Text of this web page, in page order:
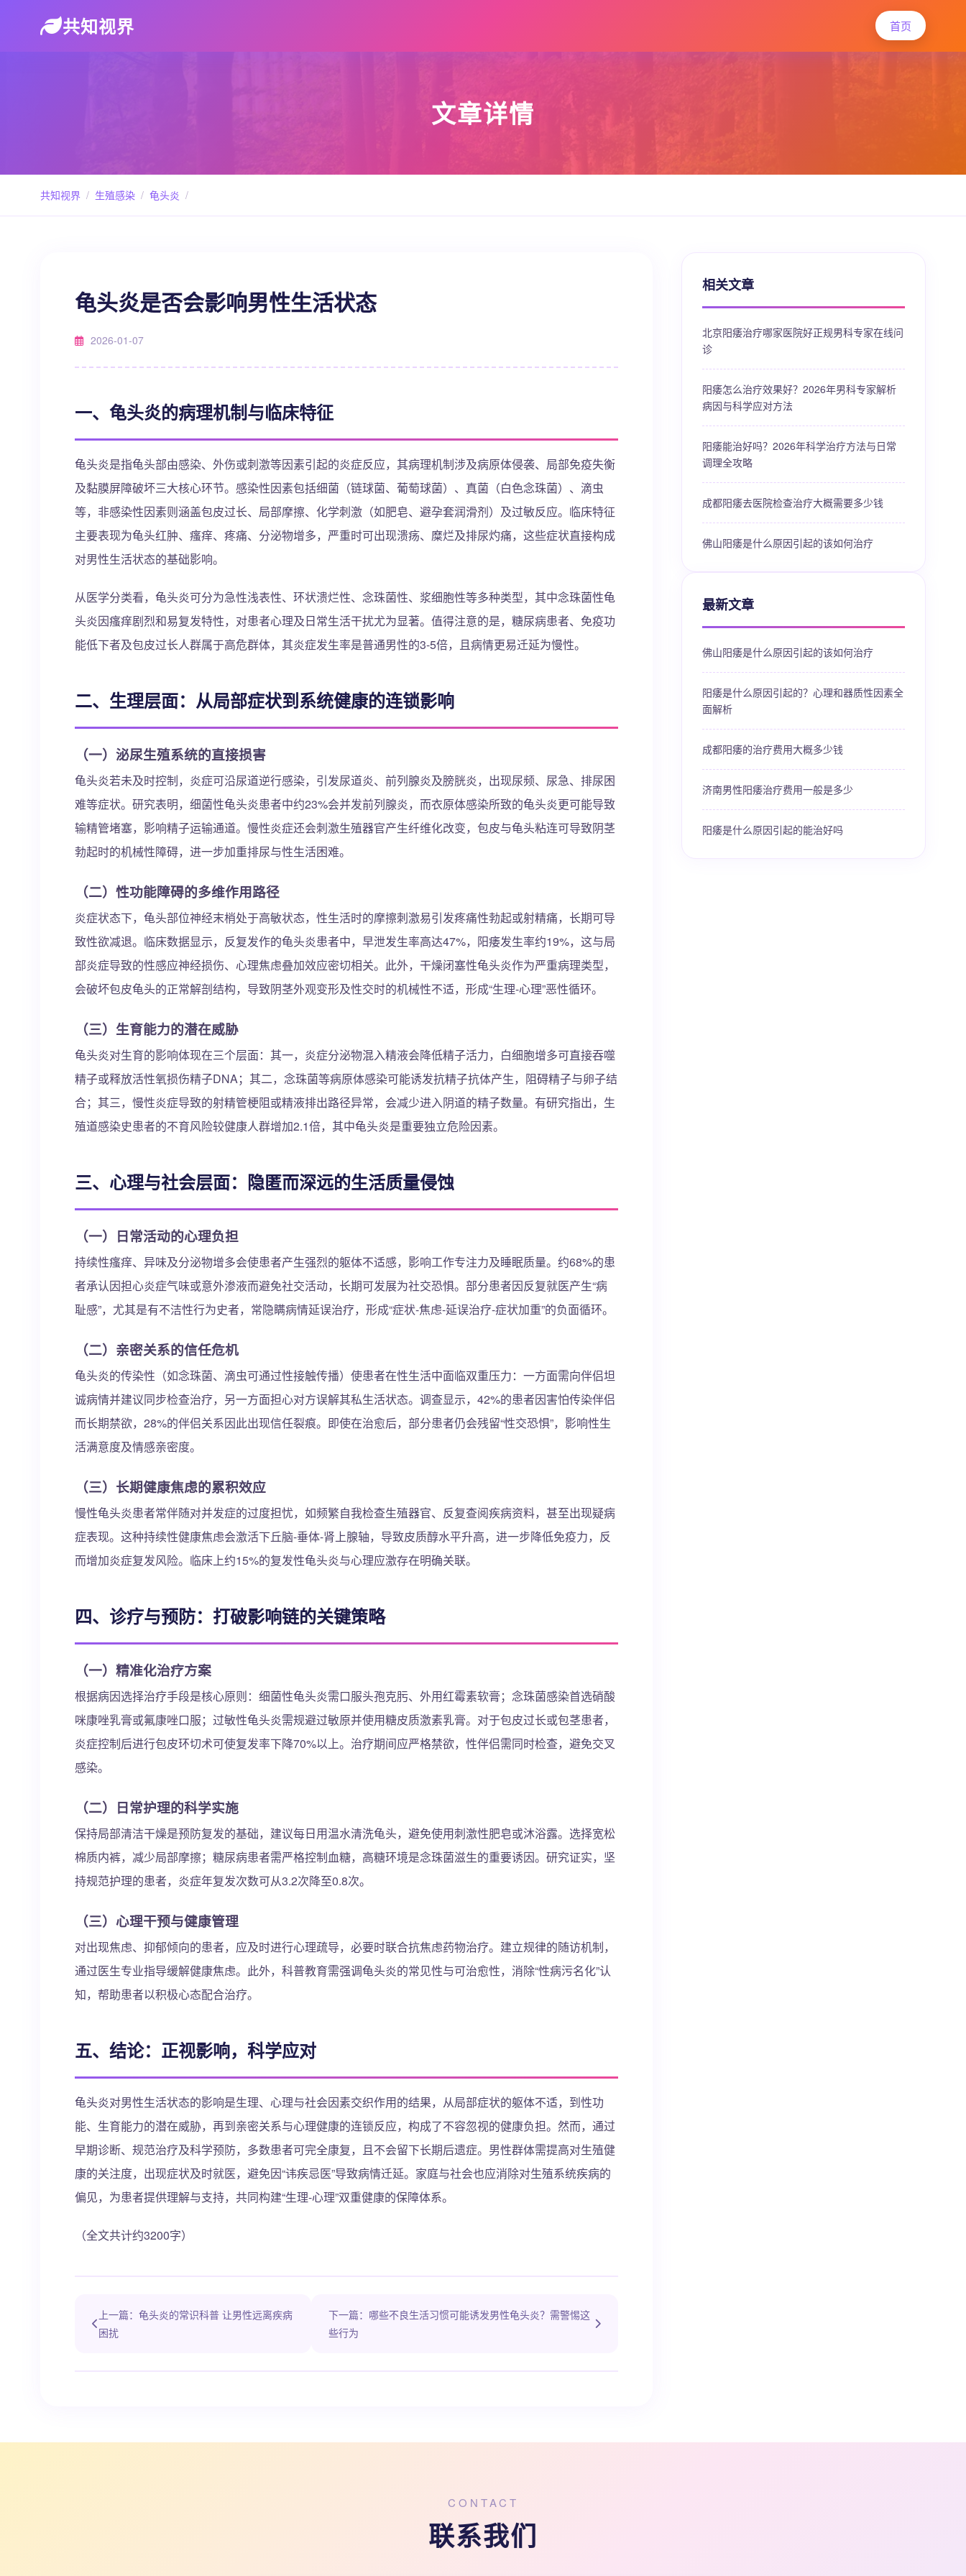
共知视界 首页
文章详情
共知视界 / 生殖感染 / 龟头炎 /
龟头炎是否会影响男性生活状态
2026-01-07
一、龟头炎的病理机制与临床特征
龟头炎是指龟头部由感染、外伤或刺激等因素引起的炎症反应，其病理机制涉及病原体侵袭、局部免疫失衡
及黏膜屏障破坏三大核心环节。感染性因素包括细菌（链球菌、葡萄球菌）、真菌（白色念珠菌）、滴虫
等，非感染性因素则涵盖包皮过长、局部摩擦、化学刺激（如肥皂、避孕套润滑剂）及过敏反应。临床特征
主要表现为龟头红肿、瘙痒、疼痛、分泌物增多，严重时可出现溃疡、糜烂及排尿灼痛，这些症状直接构成
对男性生活状态的基础影响。
从医学分类看，龟头炎可分为急性浅表性、环状溃烂性、念珠菌性、浆细胞性等多种类型，其中念珠菌性龟
头炎因瘙痒剧烈和易复发特性，对患者心理及日常生活干扰尤为显著。值得注意的是，糖尿病患者、免疫功
能低下者及包皮过长人群属于高危群体，其炎症发生率是普通男性的3-5倍，且病情更易迁延为慢性。
二、生理层面：从局部症状到系统健康的连锁影响
（一）泌尿生殖系统的直接损害
龟头炎若未及时控制，炎症可沿尿道逆行感染，引发尿道炎、前列腺炎及膀胱炎，出现尿频、尿急、排尿困
难等症状。研究表明，细菌性龟头炎患者中约23%会并发前列腺炎，而衣原体感染所致的龟头炎更可能导致
输精管堵塞，影响精子运输通道。慢性炎症还会刺激生殖器官产生纤维化改变，包皮与龟头粘连可导致阴茎
勃起时的机械性障碍，进一步加重排尿与性生活困难。
（二）性功能障碍的多维作用路径
炎症状态下，龟头部位神经末梢处于高敏状态，性生活时的摩擦刺激易引发疼痛性勃起或射精痛，长期可导
致性欲减退。临床数据显示，反复发作的龟头炎患者中，早泄发生率高达47%，阳痿发生率约19%，这与局
部炎症导致的性感应神经损伤、心理焦虑叠加效应密切相关。此外，干燥闭塞性龟头炎作为严重病理类型，
会破坏包皮龟头的正常解剖结构，导致阴茎外观变形及性交时的机械性不适，形成“生理-心理”恶性循环。
（三）生育能力的潜在威胁
龟头炎对生育的影响体现在三个层面：其一，炎症分泌物混入精液会降低精子活力，白细胞增多可直接吞噬
精子或释放活性氧损伤精子DNA；其二，念珠菌等病原体感染可能诱发抗精子抗体产生，阻碍精子与卵子结
合；其三，慢性炎症导致的射精管梗阻或精液排出路径异常，会减少进入阴道的精子数量。有研究指出，生
殖道感染史患者的不育风险较健康人群增加2.1倍，其中龟头炎是重要独立危险因素。
三、心理与社会层面：隐匿而深远的生活质量侵蚀
（一）日常活动的心理负担
持续性瘙痒、异味及分泌物增多会使患者产生强烈的躯体不适感，影响工作专注力及睡眠质量。约68%的患
者承认因担心炎症气味或意外渗液而避免社交活动，长期可发展为社交恐惧。部分患者因反复就医产生“病
耻感”，尤其是有不洁性行为史者，常隐瞒病情延误治疗，形成“症状-焦虑-延误治疗-症状加重”的负面循环。
（二）亲密关系的信任危机
龟头炎的传染性（如念珠菌、滴虫可通过性接触传播）使患者在性生活中面临双重压力：一方面需向伴侣坦
诚病情并建议同步检查治疗，另一方面担心对方误解其私生活状态。调查显示，42%的患者因害怕传染伴侣
而长期禁欲，28%的伴侣关系因此出现信任裂痕。即使在治愈后，部分患者仍会残留“性交恐惧”，影响性生
活满意度及情感亲密度。
（三）长期健康焦虑的累积效应
慢性龟头炎患者常伴随对并发症的过度担忧，如频繁自我检查生殖器官、反复查阅疾病资料，甚至出现疑病
症表现。这种持续性健康焦虑会激活下丘脑-垂体-肾上腺轴，导致皮质醇水平升高，进一步降低免疫力，反
而增加炎症复发风险。临床上约15%的复发性龟头炎与心理应激存在明确关联。
四、诊疗与预防：打破影响链的关键策略
（一）精准化治疗方案
根据病因选择治疗手段是核心原则：细菌性龟头炎需口服头孢克肟、外用红霉素软膏；念珠菌感染首选硝酸
咪康唑乳膏或氟康唑口服；过敏性龟头炎需规避过敏原并使用糖皮质激素乳膏。对于包皮过长或包茎患者，
炎症控制后进行包皮环切术可使复发率下降70%以上。治疗期间应严格禁欲，性伴侣需同时检查，避免交叉
感染。
（二）日常护理的科学实施
保持局部清洁干燥是预防复发的基础，建议每日用温水清洗龟头，避免使用刺激性肥皂或沐浴露。选择宽松
棉质内裤，减少局部摩擦；糖尿病患者需严格控制血糖，高糖环境是念珠菌滋生的重要诱因。研究证实，坚
持规范护理的患者，炎症年复发次数可从3.2次降至0.8次。
（三）心理干预与健康管理
对出现焦虑、抑郁倾向的患者，应及时进行心理疏导，必要时联合抗焦虑药物治疗。建立规律的随访机制，
通过医生专业指导缓解健康焦虑。此外，科普教育需强调龟头炎的常见性与可治愈性，消除“性病污名化”认
知，帮助患者以积极心态配合治疗。
五、结论：正视影响，科学应对
龟头炎对男性生活状态的影响是生理、心理与社会因素交织作用的结果，从局部症状的躯体不适，到性功
能、生育能力的潜在威胁，再到亲密关系与心理健康的连锁反应，构成了不容忽视的健康负担。然而，通过
早期诊断、规范治疗及科学预防，多数患者可完全康复，且不会留下长期后遗症。男性群体需提高对生殖健
康的关注度，出现症状及时就医，避免因“讳疾忌医”导致病情迁延。家庭与社会也应消除对生殖系统疾病的
偏见，为患者提供理解与支持，共同构建“生理-心理”双重健康的保障体系。
（全文共计约3200字）
上一篇：龟头炎的常识科普 让男性远离疾病
困扰
下一篇：哪些不良生活习惯可能诱发男性龟头炎？需警惕这
些行为
相关文章
北京阳痿治疗哪家医院好正规男科专家在线问
诊
阳痿怎么治疗效果好？2026年男科专家解析
病因与科学应对方法
阳痿能治好吗？2026年科学治疗方法与日常
调理全攻略
成都阳痿去医院检查治疗大概需要多少钱
佛山阳痿是什么原因引起的该如何治疗
最新文章
佛山阳痿是什么原因引起的该如何治疗
阳痿是什么原因引起的？心理和器质性因素全
面解析
成都阳痿的治疗费用大概多少钱
济南男性阳痿治疗费用一般是多少
阳痿是什么原因引起的能治好吗
CONTACT
联系我们